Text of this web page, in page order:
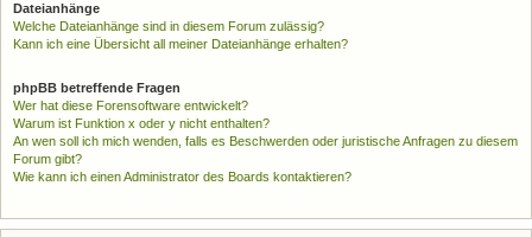
Dateianhänge
Welche Dateianhänge sind in diesem Forum zulässig?
Kann ich eine Übersicht all meiner Dateianhänge erhalten?
phpBB betreffende Fragen
Wer hat diese Forensoftware entwickelt?
Warum ist Funktion x oder y nicht enthalten?
An wen soll ich mich wenden, falls es Beschwerden oder juristische Anfragen zu diesem
Forum gibt?
Wie kann ich einen Administrator des Boards kontaktieren?